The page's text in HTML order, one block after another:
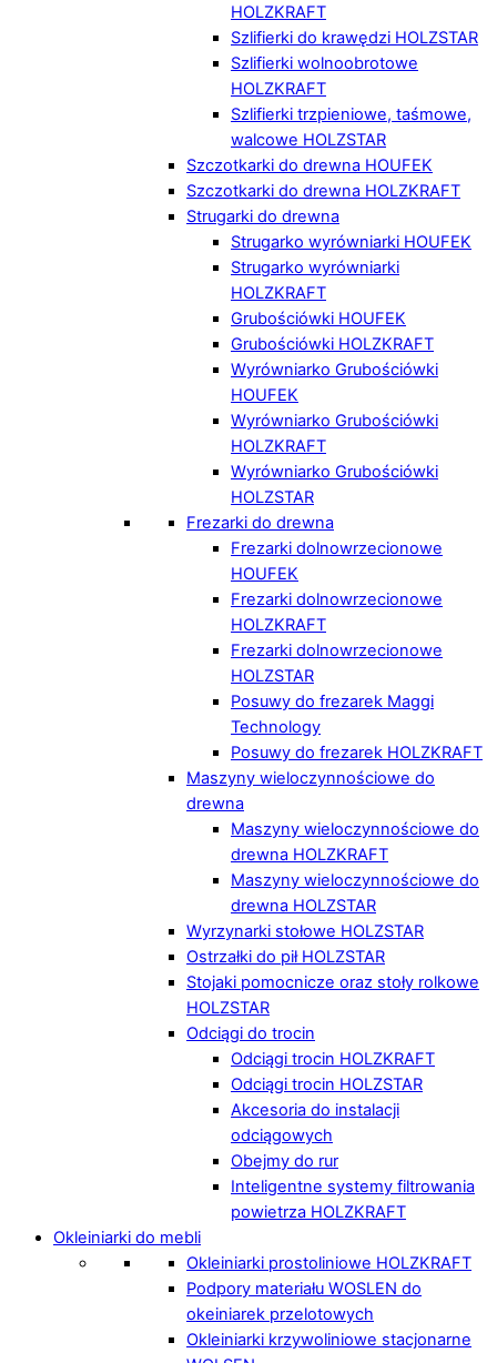
HOLZKRAFT
Szlifierki do krawędzi HOLZSTAR
Szlifierki wolnoobrotowe
HOLZKRAFT
Szlifierki trzpieniowe, taśmowe,
walcowe HOLZSTAR
Szczotkarki do drewna HOUFEK
Szczotkarki do drewna HOLZKRAFT
Strugarki do drewna
Strugarko wyrówniarki HOUFEK
Strugarko wyrówniarki
HOLZKRAFT
Grubościówki HOUFEK
Grubościówki HOLZKRAFT
Wyrówniarko Grubościówki
HOUFEK
Wyrówniarko Grubościówki
HOLZKRAFT
Wyrówniarko Grubościówki
HOLZSTAR
Frezarki do drewna
Frezarki dolnowrzecionowe
HOUFEK
Frezarki dolnowrzecionowe
HOLZKRAFT
Frezarki dolnowrzecionowe
HOLZSTAR
Posuwy do frezarek Maggi
Technology
Posuwy do frezarek HOLZKRAFT
Maszyny wieloczynnościowe do
drewna
Maszyny wieloczynnościowe do
drewna HOLZKRAFT
Maszyny wieloczynnościowe do
drewna HOLZSTAR
Wyrzynarki stołowe HOLZSTAR
Ostrzałki do pił HOLZSTAR
Stojaki pomocnicze oraz stoły rolkowe
HOLZSTAR
Odciągi do trocin
Odciągi trocin HOLZKRAFT
Odciągi trocin HOLZSTAR
Akcesoria do instalacji
odciągowych
Obejmy do rur
Inteligentne systemy filtrowania
powietrza HOLZKRAFT
Okleiniarki do mebli
Okleiniarki prostoliniowe HOLZKRAFT
Podpory materiału WOSLEN do
okeiniarek przelotowych
Okleiniarki krzywoliniowe stacjonarne